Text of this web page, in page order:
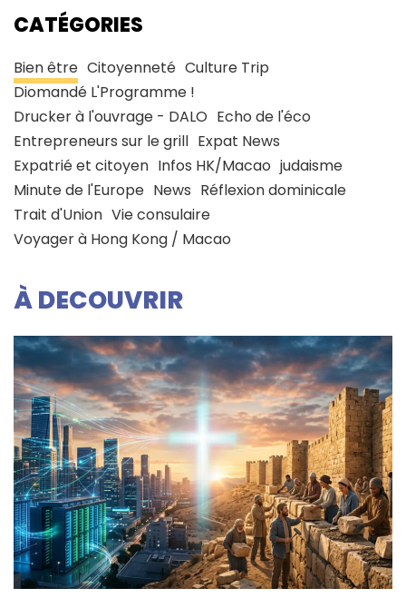
CATÉGORIES
Bien être Citoyenneté Culture Trip
Diomandé L'Programme !
Drucker à l'ouvrage - DALO Echo de l'éco
Entrepreneurs sur le grill Expat News
Expatrié et citoyen Infos HK/Macao judaisme
Minute de l'Europe News Réflexion dominicale
Trait d'Union Vie consulaire
Voyager à Hong Kong / Macao
À DECOUVRIR